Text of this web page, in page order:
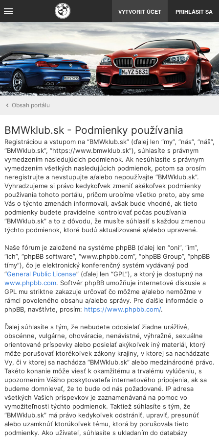
VYTVORIŤ ÚČET PRIHLÁSIŤ SA
Obsah portálu
BMWklub.sk - Podmienky používania
Registráciou a vstupom na “BMWklub.sk” (ďalej len “my”, “nás”, “náš”,
“BMWklub.sk”, “https://www.bmwklub.sk”), súhlasíte s právnym
vymedzením nasledujúcich podmienok. Ak nesúhlasíte s právnym
vymedzením všetkých nasledujúcich podmienok, potom sa prosím
neregistrujte a nevstupujte a/alebo nepoužívajte “BMWklub.sk”.
Vyhradzujeme si právo kedykoľvek zmeniť akékoľvek podmienky
používania tohoto portálu, pričom urobíme všetko preto, aby sme
Vás o týchto zmenách informovali, avšak bude vhodné, ak tieto
podmienky budete pravidelne kontrolovať počas používania
“BMWklub.sk” a to z dôvodu, že musíte súhlasiť s každou zmenou
týchto podmienok, ktoré budú aktualizované a/alebo upravené.
Naše fórum je založené na systéme phpBB (ďalej len “oni”, “im”,
“ich”, “phpBB software”, “www.phpbb.com”, “phpBB Group”, “phpBB
tímy”), čo je elektronický konferenčný systém vydávaný pod
“General Public License” (ďalej len “GPL”), a ktorý je dostupný na
www.phpbb.com. Softvér phpBB umožňuje internetové diskusie a
GPL mu striktne zakazuje určovať čo môžme a/alebo nemôžme v
rámci povoleného obsahu a/alebo správy. Pre ďalšie informácie o
phpBB, navštívte, prosím: https://www.phpbb.com/.
Ďalej súhlasíte s tým, že nebudete odosielať žiadne urážlivé,
obscénne, vulgárne, ohováracie, nenávistné, výhražné, sexuálne
orientované príspevky alebo posielať akýkoľvek iný materiál, ktorý
môže porušovať ktorékoľvek zákony krajiny, v ktorej sa nachádzate
Vy, či v ktorej sa nachádza “BMWklub.sk” alebo medzinárodné právo.
Takéto konanie môže viesť k okamžitému a trvalému vylúčeniu, s
upozornením Vášho poskytovateľa internetového pripojenia, ak sa
budeme domnievať, že to bude od nás požadované. IP adresa
všetkých Vašich príspevkov je zaznamenávaná na pomoc vo
vymožiteľnosti týchto podmienok. Taktiež súhlasíte s tým, že
“BMWklub.sk” má právo kedykoľvek odstrániť, upraviť, presunúť
alebo uzamknúť ktorúkoľvek tému, ktorá by porušovala tieto
podmienky. Ako užívateľ, súhlasíte s ukladaním do databázy